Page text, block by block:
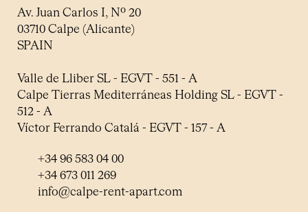
Av. Juan Carlos I, Nº 20
03710 Calpe (Alicante)
SPAIN
Valle de Lliber SL - EGVT - 551 - A
Calpe Tierras Mediterráneas Holding SL - EGVT -
512 - A
Víctor Ferrando Catalá - EGVT - 157 - A
+34 96 583 04 00
+34 673 011 269
info@calpe-rent-apart.com